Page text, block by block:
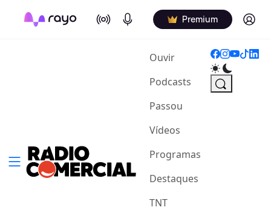
On Air Podcasts Premium Log in
Ouvir(current)
Podcasts
Passou
Vídeos
Programas
Destaques
TNT